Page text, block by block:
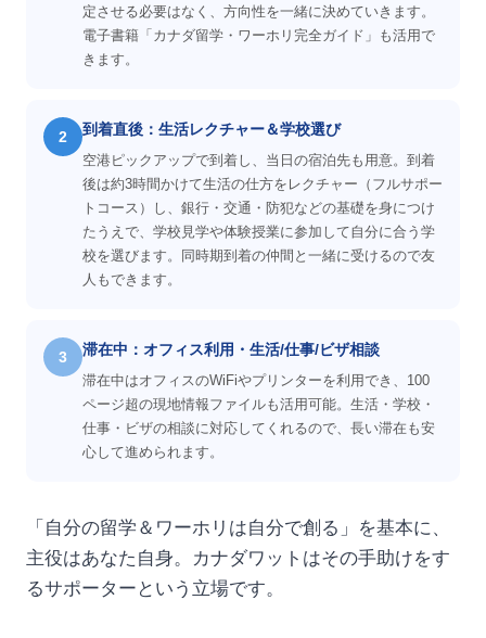
定させる必要はなく、方向性を一緒に決めていきます。
電子書籍「カナダ留学・ワーホリ完全ガイド」も活用で
きます。
2 到着直後：生活レクチャー＆学校選び
空港ピックアップで到着し、当日の宿泊先も用意。到着
後は約3時間かけて生活の仕方をレクチャー（フルサポー
トコース）し、銀行・交通・防犯などの基礎を身につけ
たうえで、学校見学や体験授業に参加して自分に合う学
校を選びます。同時期到着の仲間と一緒に受けるので友
人もできます。
3 滞在中：オフィス利用・生活/仕事/ビザ相談
滞在中はオフィスのWiFiやプリンターを利用でき、100
ページ超の現地情報ファイルも活用可能。生活・学校・
仕事・ビザの相談に対応してくれるので、長い滞在も安
心して進められます。
「自分の留学＆ワーホリは自分で創る」を基本に、
主役はあなた自身。カナダワットはその手助けをす
るサポーターという立場です。